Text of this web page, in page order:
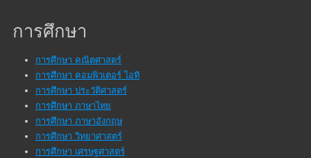
การศึกษา
การศึกษา คณิตศาสตร์
การศึกษา คอมพิวเตอร์ ไอที
การศึกษา ประวัติศาสตร์
การศึกษา ภาษาไทย
การศึกษา ภาษาอังกฤษ
การศึกษา วิทยาศาสตร์
การศึกษา เศรษฐศาสตร์